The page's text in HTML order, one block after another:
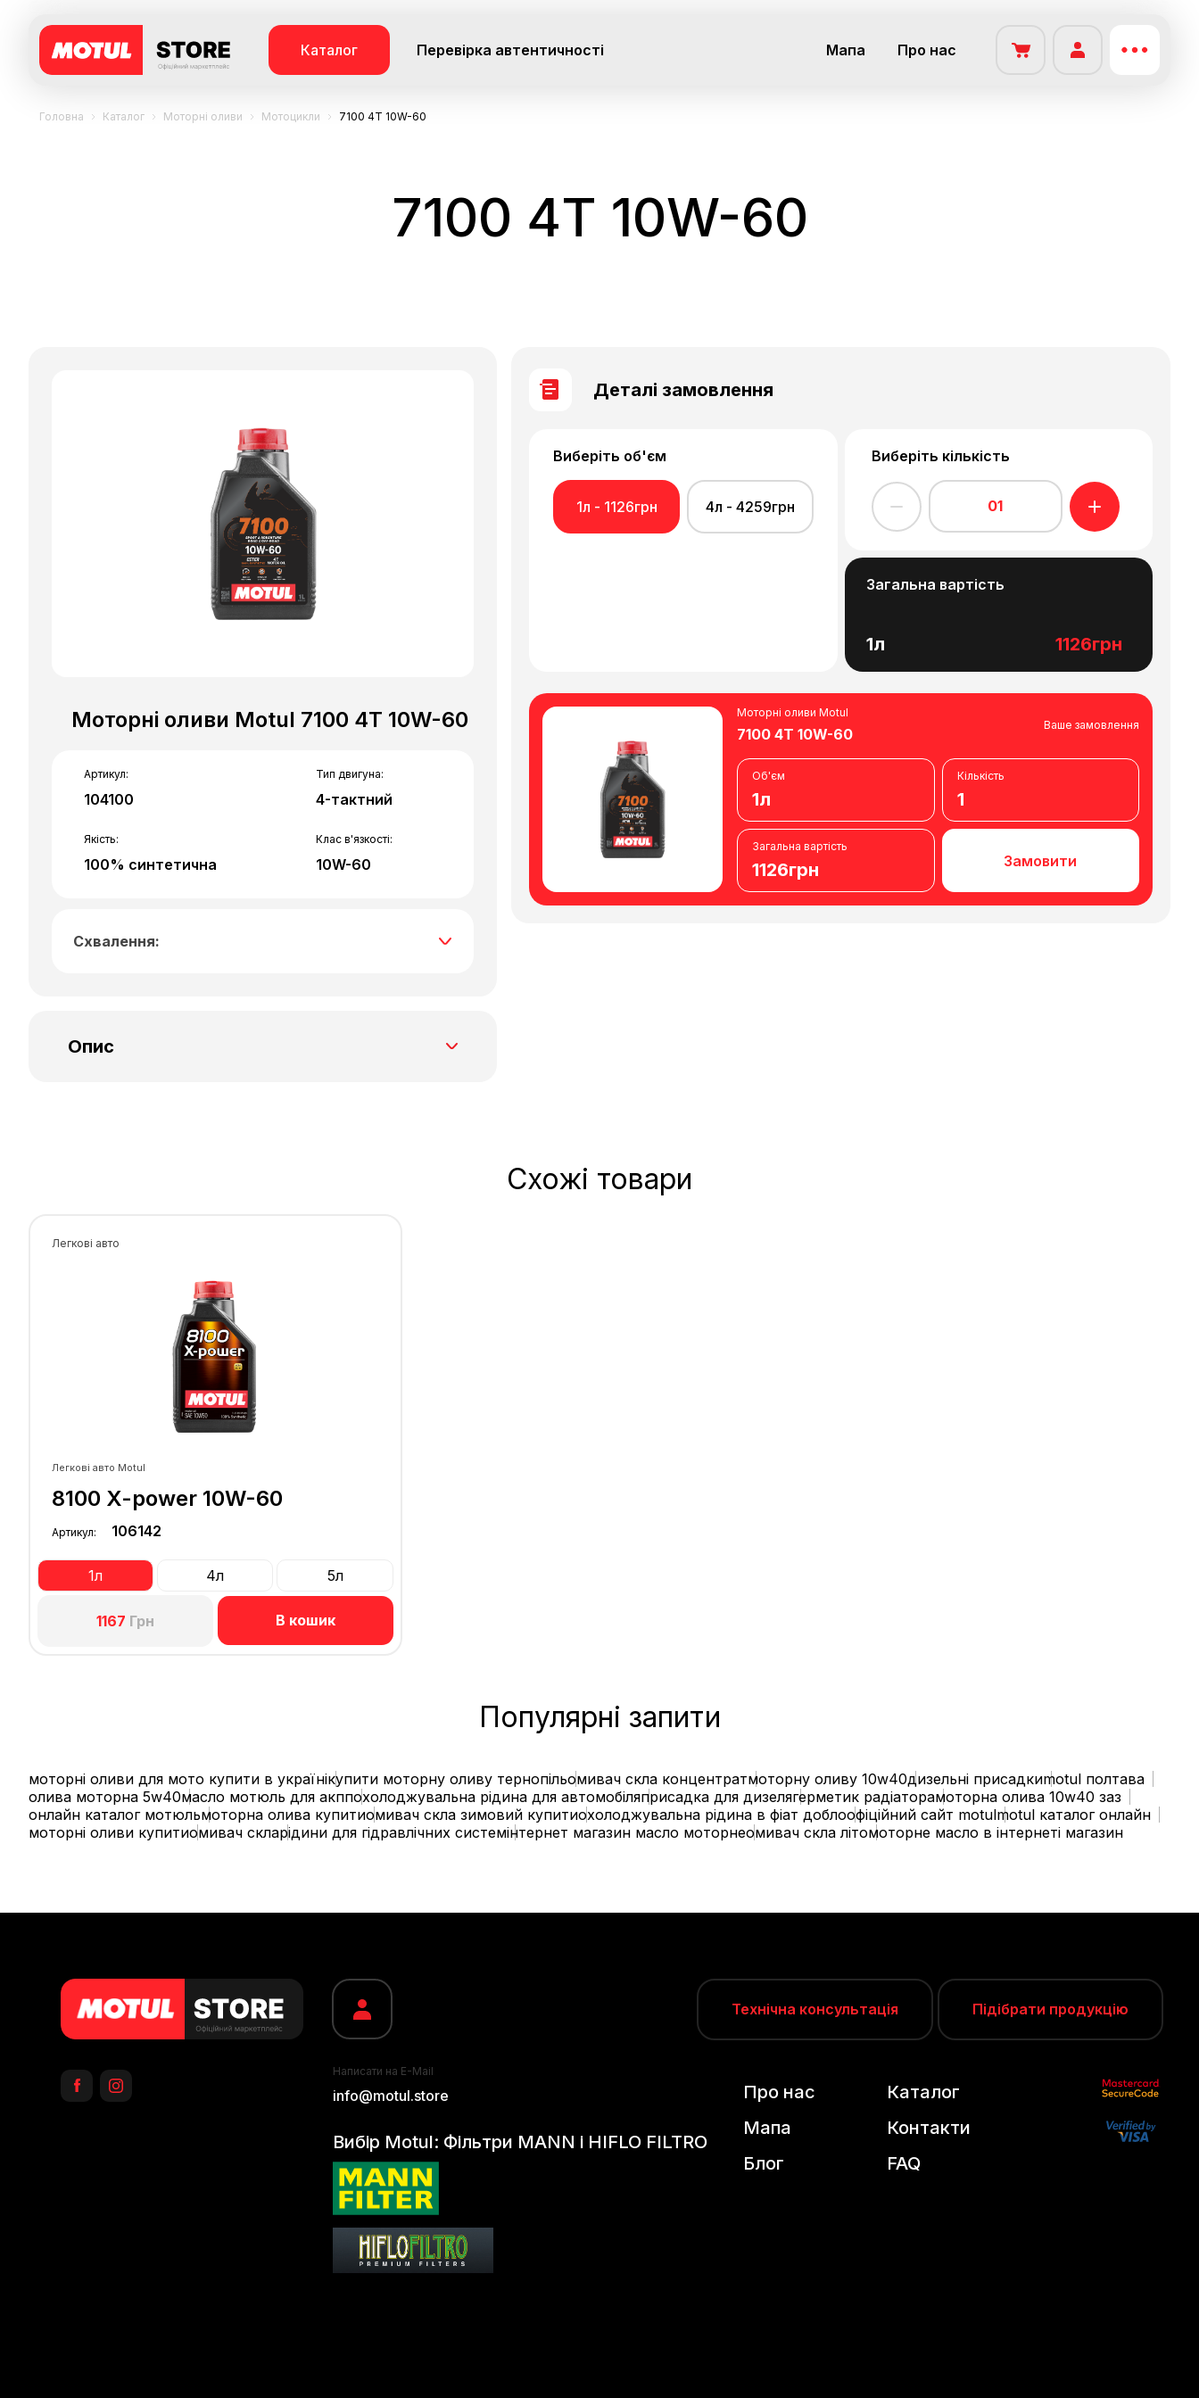
Каталог Перевірка автентичності Мапа Про нас
Головна Каталог Моторні оливи Мотоцикли 7100 4T 10W-60
7100 4T 10W-60
Моторні оливи Motul 7100 4T 10W-60
Артикул:
104100
Тип двигуна:
4-тактний
Якість:
100% синтетична
Клас в'язкості:
10W-60
Схвалення:
Опис
вихлопну трубу...
HUSQVARNA, MOTO GUZZI , для яких
регламентуються моторні оливи класом в'язкості
Інше використання: вуличні мотоцикли без
каталітичних нейтралізаторів, скутери, ATV, UTV...
Деталі замовлення
Виберіть об'єм
1л - 1126грн 4л - 4259грн
Виберіть кількість
01
Загальна вартість
1л 1126грн
Моторні оливи Motul
7100 4T 10W-60
Ваше замовлення
Об'єм
1л
Кількість
1
Загальна вартість
1126грн Замовити
Схожі товари
Легкові авто
Легкові авто Motul
8100 X-power 10W-60
Артикул: 106142
1л 4л 5л
1167 Грн В кошик
Популярні запити
моторні оливи для мото купити в українікупити моторну оливу тернопільомивач скла концентратмоторну оливу 10w40дизельні присадкиmotul полтава
олива моторна 5w40масло мотюль для акппохолоджувальна рідина для автомобіляприсадка для дизелягерметик радіаторамоторна олива 10w40 заз
онлайн каталог мотюльмоторна олива купитиомивач скла зимовий купитиохолоджувальна рідина в фіат доблоофіційний сайт motulmotul каталог онлайн
моторні оливи купитиомивач скларідини для гідравлічних системінтернет магазин масло моторнеомивач скла літомоторне масло в інтернеті магазин
Технічна консультація Підібрати продукцію
Написати на E-Mail
info@motul.store
Вибір Motul: Фільтри MANN і HIFLO FILTRO
Про нас
Мапа
Блог
Каталог
Контакти
FAQ